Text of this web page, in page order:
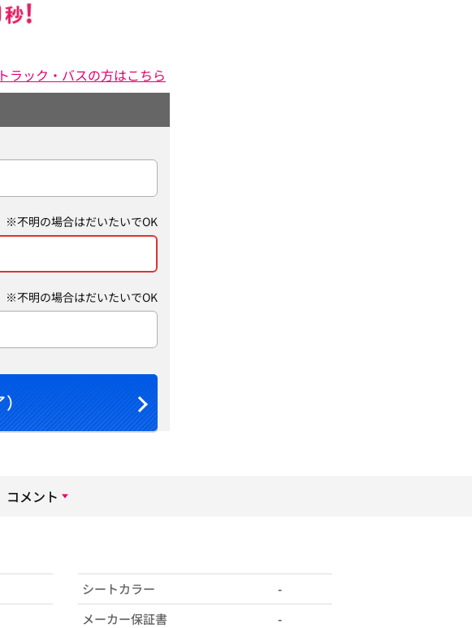
ラック・バスの方はこちら
※不明の場合はだいたいでOK
※不明の場合はだいたいでOK
コメント
シートカラー
-
メーカー保証書
-